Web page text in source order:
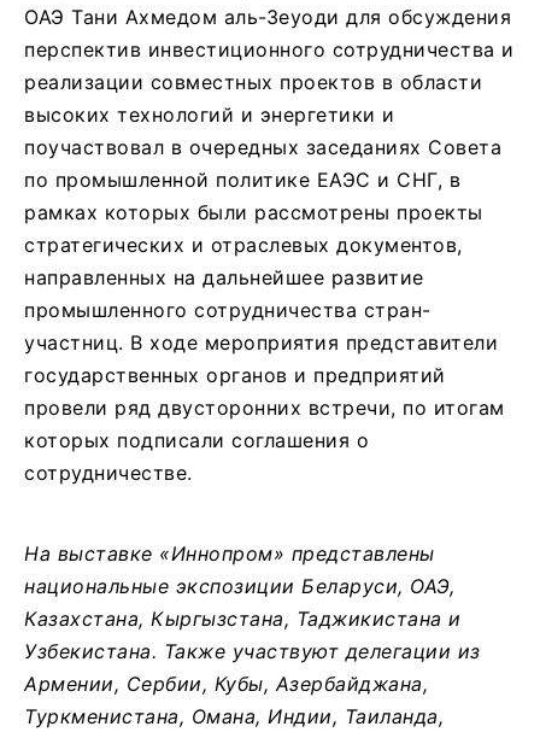
ОАЭ Тани Ахмедом аль-Зеуоди для обсуждения
перспектив инвестиционного сотрудничества и
реализации совместных проектов в области
высоких технологий и энергетики и
поучаствовал в очередных заседаниях Совета
по промышленной политике ЕАЭС и СНГ, в
рамках которых были рассмотрены проекты
стратегических и отраслевых документов,
направленных на дальнейшее развитие
промышленного сотрудничества стран-
участниц. В ходе мероприятия представители
государственных органов и предприятий
провели ряд двусторонних встречи, по итогам
которых подписали соглашения о
сотрудничестве.
На выставке «Иннопром» представлены
национальные экспозиции Беларуси, ОАЭ,
Казахстана, Кыргызстана, Таджикистана и
Узбекистана. Также участвуют делегации из
Армении, Сербии, Кубы, Азербайджана,
Туркменистана, Омана, Индии, Таиланда,